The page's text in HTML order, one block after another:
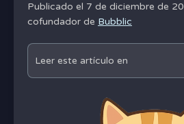
Publicado el 7 de diciembre de
cofundador de Bubblic
Leer este artículo en